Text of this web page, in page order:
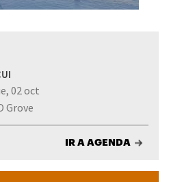
02 oct
Grove
IR A AGENDA